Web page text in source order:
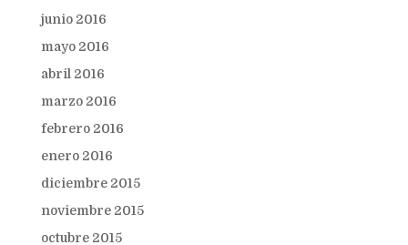
junio 2016
mayo 2016
abril 2016
marzo 2016
febrero 2016
enero 2016
diciembre 2015
noviembre 2015
octubre 2015